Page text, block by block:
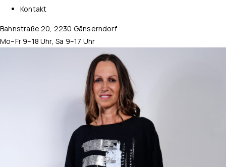
Kontakt
Bahnstraße 20, 2230 Gänserndorf
Mo–Fr 9–18 Uhr, Sa 9–17 Uhr